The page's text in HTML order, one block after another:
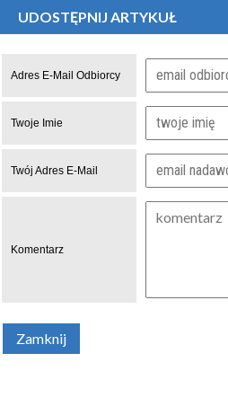
UDOSTĘPNIJ ARTYKUŁ
Adres E-Mail Odbiorcy
Twoje Imie
Twój Adres E-Mail
Komentarz